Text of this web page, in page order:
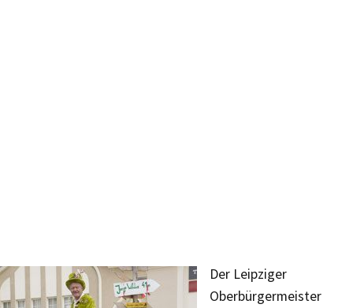
Der Leipziger
Oberbürgermeister